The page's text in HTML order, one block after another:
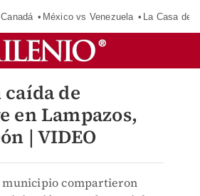
México vs Venezuela La Casa de
de
en Lampazos,
| VIDEO
compartieron